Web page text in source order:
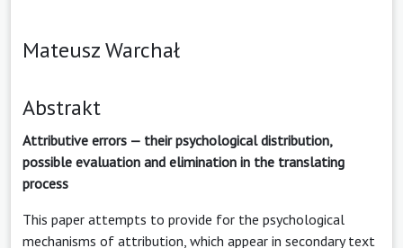
Mateusz Warchał
Abstrakt
Attributive errors — their psychological distribution,
possible evaluation and elimination in the translating
process
This paper attempts to provide for the psychological
mechanisms of attribution, which appear in secondary text